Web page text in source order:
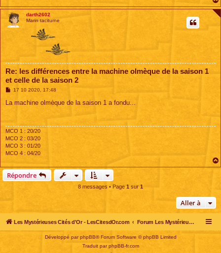
darth2602
Marin taciturne
Re: les différences entre la machine olmèque de la saison 1
et celle de la saison 2
M
s
17 10 2020, 17:48
La machine olmèque de la saison 1 a fondu...
MCO 1 : 20/20
MCO 2 : 03/20
MCO 3 : 01/20
MCO 4 : 04/20
Répondre
8 messages • Page 1 sur 1
Aller à
Les Mystérieuses Cités d'Or - LesCitesdOr.com Forum Les Mystérieuses Cités d'Or
Développé par phpBB® Forum Software © phpBB Limited
Traduit parphpBB-fr.com